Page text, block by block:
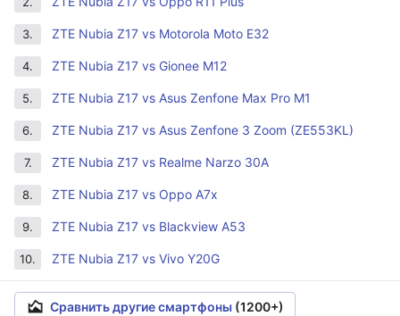
3. ZTE Nubia Z17 vs Motorola Moto E32
4. ZTE Nubia Z17 vs Gionee M12
5. ZTE Nubia Z17 vs Asus Zenfone Max Pro M1
6. ZTE Nubia Z17 vs Asus Zenfone 3 Zoom (ZE553KL)
7. ZTE Nubia Z17 vs Realme Narzo 30A
8. ZTE Nubia Z17 vs Oppo A7x
9. ZTE Nubia Z17 vs Blackview A53
10. ZTE Nubia Z17 vs Vivo Y20G
Сравнить другие смартфоны (1200+)